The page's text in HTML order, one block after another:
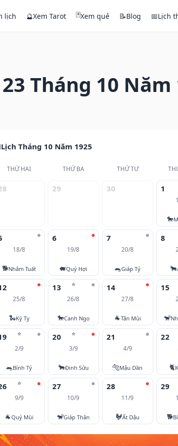
lịch 🔮Xem Tarot 🃏Xem quẻ 📝Blog 📅Lịch
Tháng 10 Năm
Lịch Tháng 10 Năm 1925
THỨ HAI THỨ BA THỨ TƯ
29 30 1
🐎
18/8
🐕Nhâm Tuất
6
19/8
🐖Quý Hợi
7
20/8
🐀Giáp Tý
8
🐂
25/8
🐍Kỷ Tỵ
⭐
13
26/8
🐎Canh Ngọ
14
27/8
🐐Tân Mùi
15
🐒
⭐
2/9
🐀Bính Tý
⭐
20
3/9
🐂Đinh Sửu
21
4/9
🐅Mậu Dần
22
🐈
⭐
9/9
🐐Quý Mùi
27
10/9
🐒Giáp Thân
28
11/9
🐓Ất Dậu
29
🐕